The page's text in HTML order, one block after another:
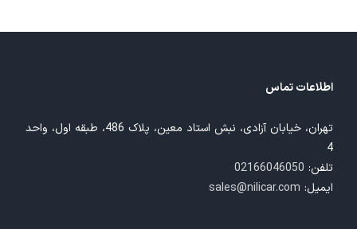
اطلاعات تماس
تهران، خیابان آزادی، نبش استاد معین، پلاک 486، طبقه اول، واحد
4
تلفن: 02166046050
ایمیل: sales@nilicar.com